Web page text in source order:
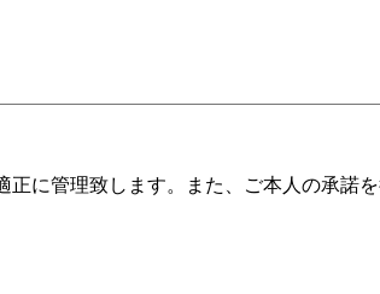
に管理致します。また、ご本人の承諾